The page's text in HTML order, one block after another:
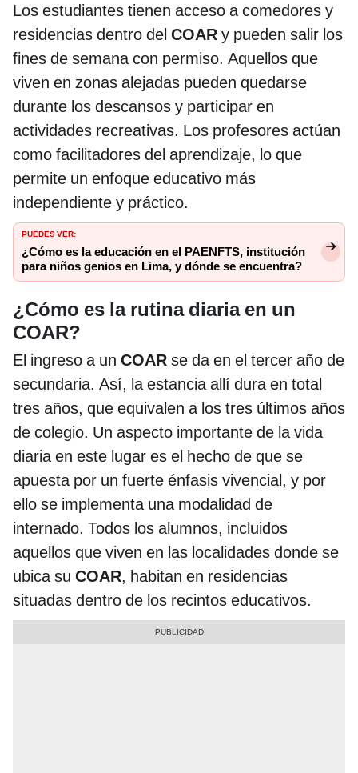
Los estudiantes tienen acceso a comedores y
residencias dentro del COAR y pueden salir los
fines de semana con permiso. Aquellos que
viven en zonas alejadas pueden quedarse
durante los descansos y participar en
actividades recreativas. Los profesores actúan
como facilitadores del aprendizaje, lo que
permite un enfoque educativo más
independiente y práctico.
PUEDES VER:
¿Cómo es la educación en el PAENFTS, institución
para niños genios en Lima, y dónde se encuentra?
¿Cómo es la rutina diaria en un
COAR?
El ingreso a un COAR se da en el tercer año de
secundaria. Así, la estancia allí dura en total
tres años, que equivalen a los tres últimos años
de colegio. Un aspecto importante de la vida
diaria en este lugar es el hecho de que se
apuesta por un fuerte énfasis vivencial, y por
ello se implementa una modalidad de
internado. Todos los alumnos, incluidos
aquellos que viven en las localidades donde se
ubica su COAR, habitan en residencias
situadas dentro de los recintos educativos.